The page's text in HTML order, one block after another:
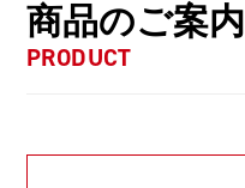
商品のご案内
PRODUCT